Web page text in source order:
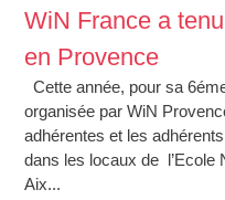
WiN France a
en Provence
Cette année, pour sa
organisée par WiN
adhérentes et les
dans les locaux de l’Ecole
Aix...